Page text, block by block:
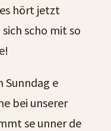
hört jetzt
scho mit so
Sunndag e
bei unserer
se unner de